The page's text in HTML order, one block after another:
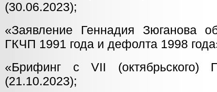
(30.06.2023);
«Заявление Геннадия Зюганова
ГКЧП 1991 года и дефолта 1998
«Брифинг с VII
(21.10.2023);